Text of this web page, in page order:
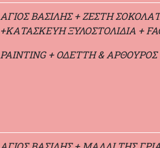
ΑΓΙΟΣ ΒΑΣΙΛΗΣ + ΖΕΣΤΗ
+ΚΑΤΑΣΚΕΥΗ ΞΥΛΟΣΤΟΛΙΔΙΑ +
PAINTING + ΟΔΕΤΤΗ & ΑΡΘΟΥΡΟΣ